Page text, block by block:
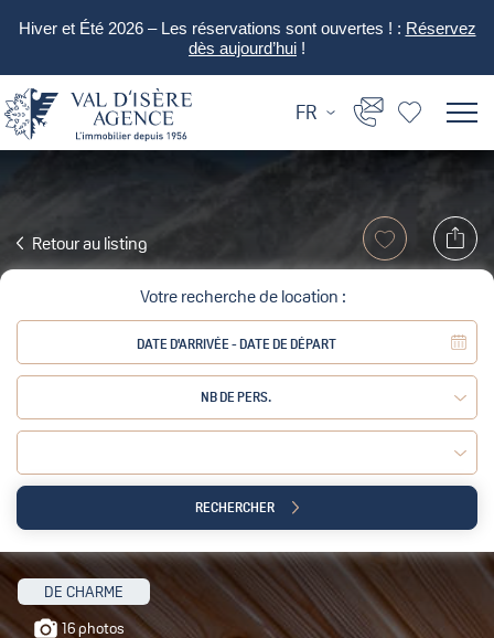
Hiver et Été 2026 – Les réservations sont ouvertes ! : Réservez
dès aujourd’hui !
FR
Retour au listing
Votre recherche de location :
NB DE PERS.
Adulte : Enfant :
RECHERCHER
DE CHARME
16 photos